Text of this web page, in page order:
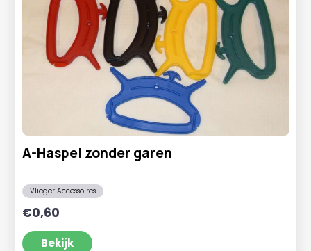
A-Haspel zonder garen
Vlieger Accessoires
€0,60
Bekijk